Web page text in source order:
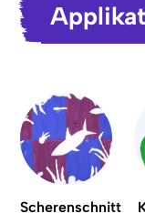
Scherenschnitt